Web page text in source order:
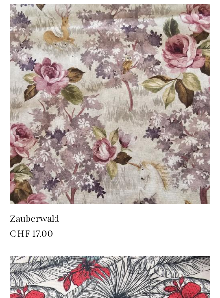
Zauberwald
CHF 17.00